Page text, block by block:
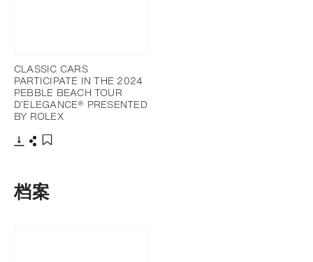
CLASSIC CARS
PARTICIPATE IN THE 2024
PEBBLE BEACH TOUR
D’ELEGANCE® PRESENTED
BY ROLEX
档案